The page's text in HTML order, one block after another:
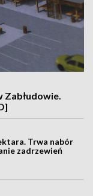
Trwa nabór
zadrzewień